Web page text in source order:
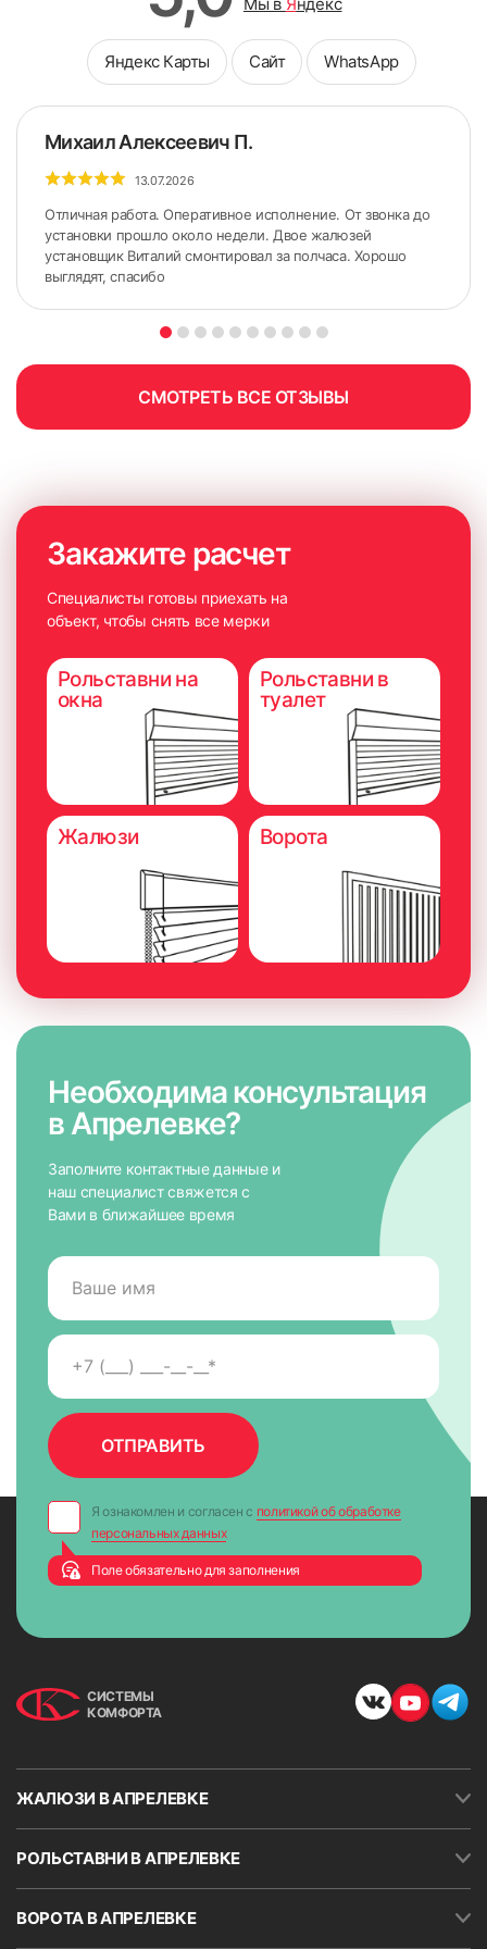
5. По сделанным ранее меткам приложить карниз.
точного горизонтального расположения карниза.
6. Плотно прижать карниз на 5-10 секунд для максимально
надёжного приклеивания.
7. На направляющих снять защитную пленку для скотча,
приложить к окну и крепко прижать по всей высоте на 5-
10 сек. для максимально надежного крепления.
8. Опустить ткань до нижнего уровня и закрепить
Мы в Яндекс
Яндекс Карты Сайт WhatsApp
Михаил Алексеевич П.
13.07.2026
Отличная работа. Оперативное исполнение. От звонка до
установки прошло около недели. Двое жалюзей
установщик Виталий смонтировал за полчаса. Хорошо
выглядят, спасибо
СМОТРЕТЬ ВСЕ ОТЗЫВЫ
Закажите расчет
Специалисты готовы приехать на
объект, чтобы снять все мерки
Рольставни на
окна
Рольставни в
туалет
Жалюзи Ворота
Необходима консультация
в Апрелевке?
Заполните контактные данные и
наш специалист свяжется с
Вами в ближайшее время
Я ознакомлен и согласен с политикой об обработке
персональных данных
Поле обязательно для заполнения
СИСТЕМЫ
КОМФОРТА
ЖАЛЮЗИ В АПРЕЛЕВКЕ
РОЛЬСТАВНИ В АПРЕЛЕВКЕ
ВОРОТА В АПРЕЛЕВКЕ